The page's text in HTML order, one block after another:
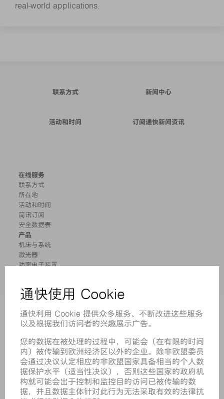
real-world applications.
联系方式 新闻中心
活动和时间 订阅通快新闻资讯
在线服务
联系方式
所在地
活动和时间
简讯订阅
安全数据表
产品
机床与系统
激光器
功率电子装置
软件
应用
行业
职业发展
招聘职位
企业简介
董事会
业务报告
企业宗旨